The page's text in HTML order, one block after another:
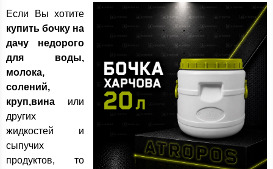
Если Вы хотите
купить бочку на
дачу недорого
для воды,
молока,
солений,
круп,вина или
других
жидкостей и
сыпучих
продуктов, то